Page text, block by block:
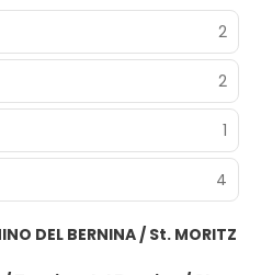
2
2
1
4
DEL BERNINA / St. MORITZ